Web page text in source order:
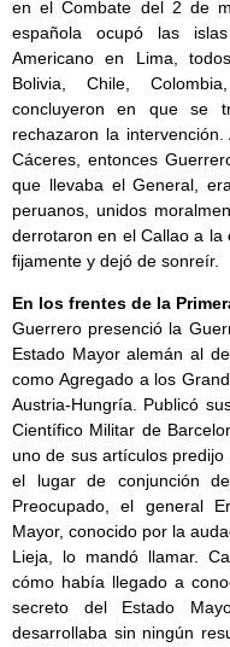
en el Combate del 2 de
española ocupó las
Americano en Lima,
Bolivia, Chile,
concluyeron en que se
rechazaron la
Cáceres, entonces
que llevaba el General,
peruanos, unidos
derrotaron en el Callao a la
fijamente y dejó de sonreír.
En los frentes de la
Guerrero presenció la
Estado Mayor alemán al
como Agregado a los
Austria-Hungría. Publicó
Científico Militar de
uno de sus artículos
el lugar de conjunción
Preocupado, el general
Mayor, conocido por la
Lieja, lo mandó llamar.
cómo había llegado a
secreto del Estado
desarrollaba sin ningún